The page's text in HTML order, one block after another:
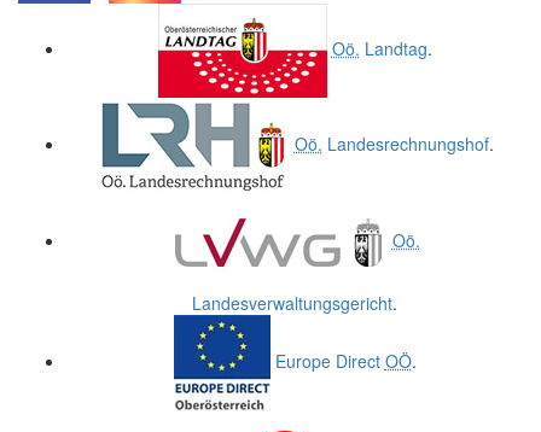
Oö. Landtag.
Oö. Landesrechnungshof.
Oö.
Landesverwaltungsgericht.
Europe Direct OÖ.